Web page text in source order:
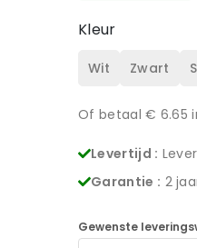
Kleur
Wit Zwart
Of betaal € 6.65
Levertijd :
Garantie : 2
Gewenste